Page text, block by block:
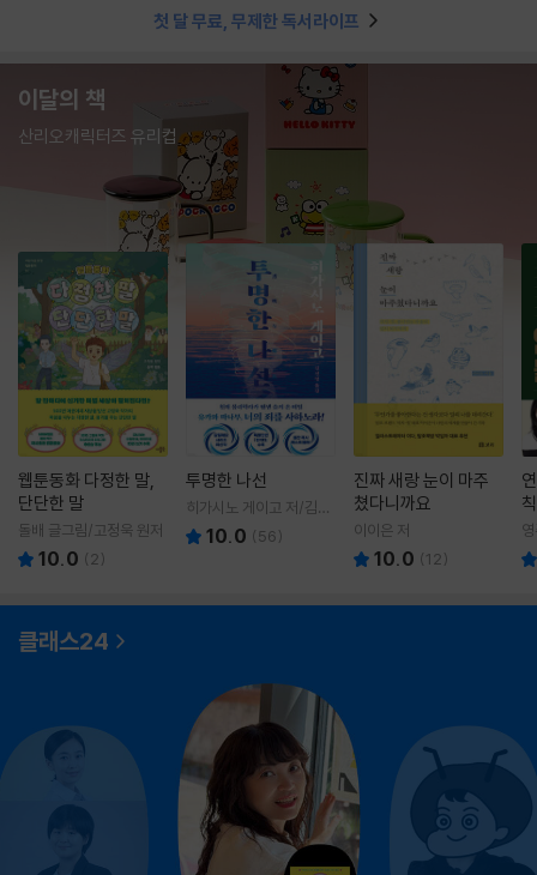
첫 달 무료, 무제한 독서라이프
이달의 책
산리오캐릭터즈 유리컵
웹툰동화 다정한 말,
단단한 말
돌배 글그림/고정욱 원저
10.0 ( 2)
투명한 나선
히가시노 게이고 저/김선
영 역10.0 (56)
진짜 새랑 눈이 마주
쳤다니까요
이이은 저
10.0 (12)
칙
클래스24